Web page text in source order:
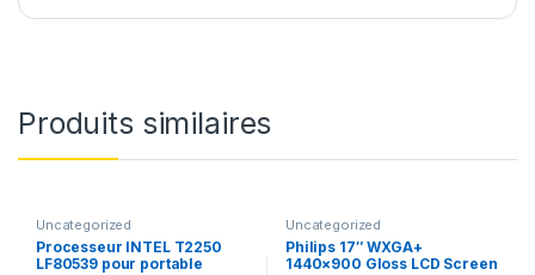
Produits similaires
Uncategorized
Processeur INTEL T2250
LF80539 pour portable
Uncategorized
Philips 17″ WXGA+
1440×900 Gloss LCD Screen